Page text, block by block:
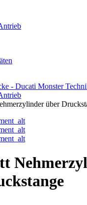
- Ducati Monster
über